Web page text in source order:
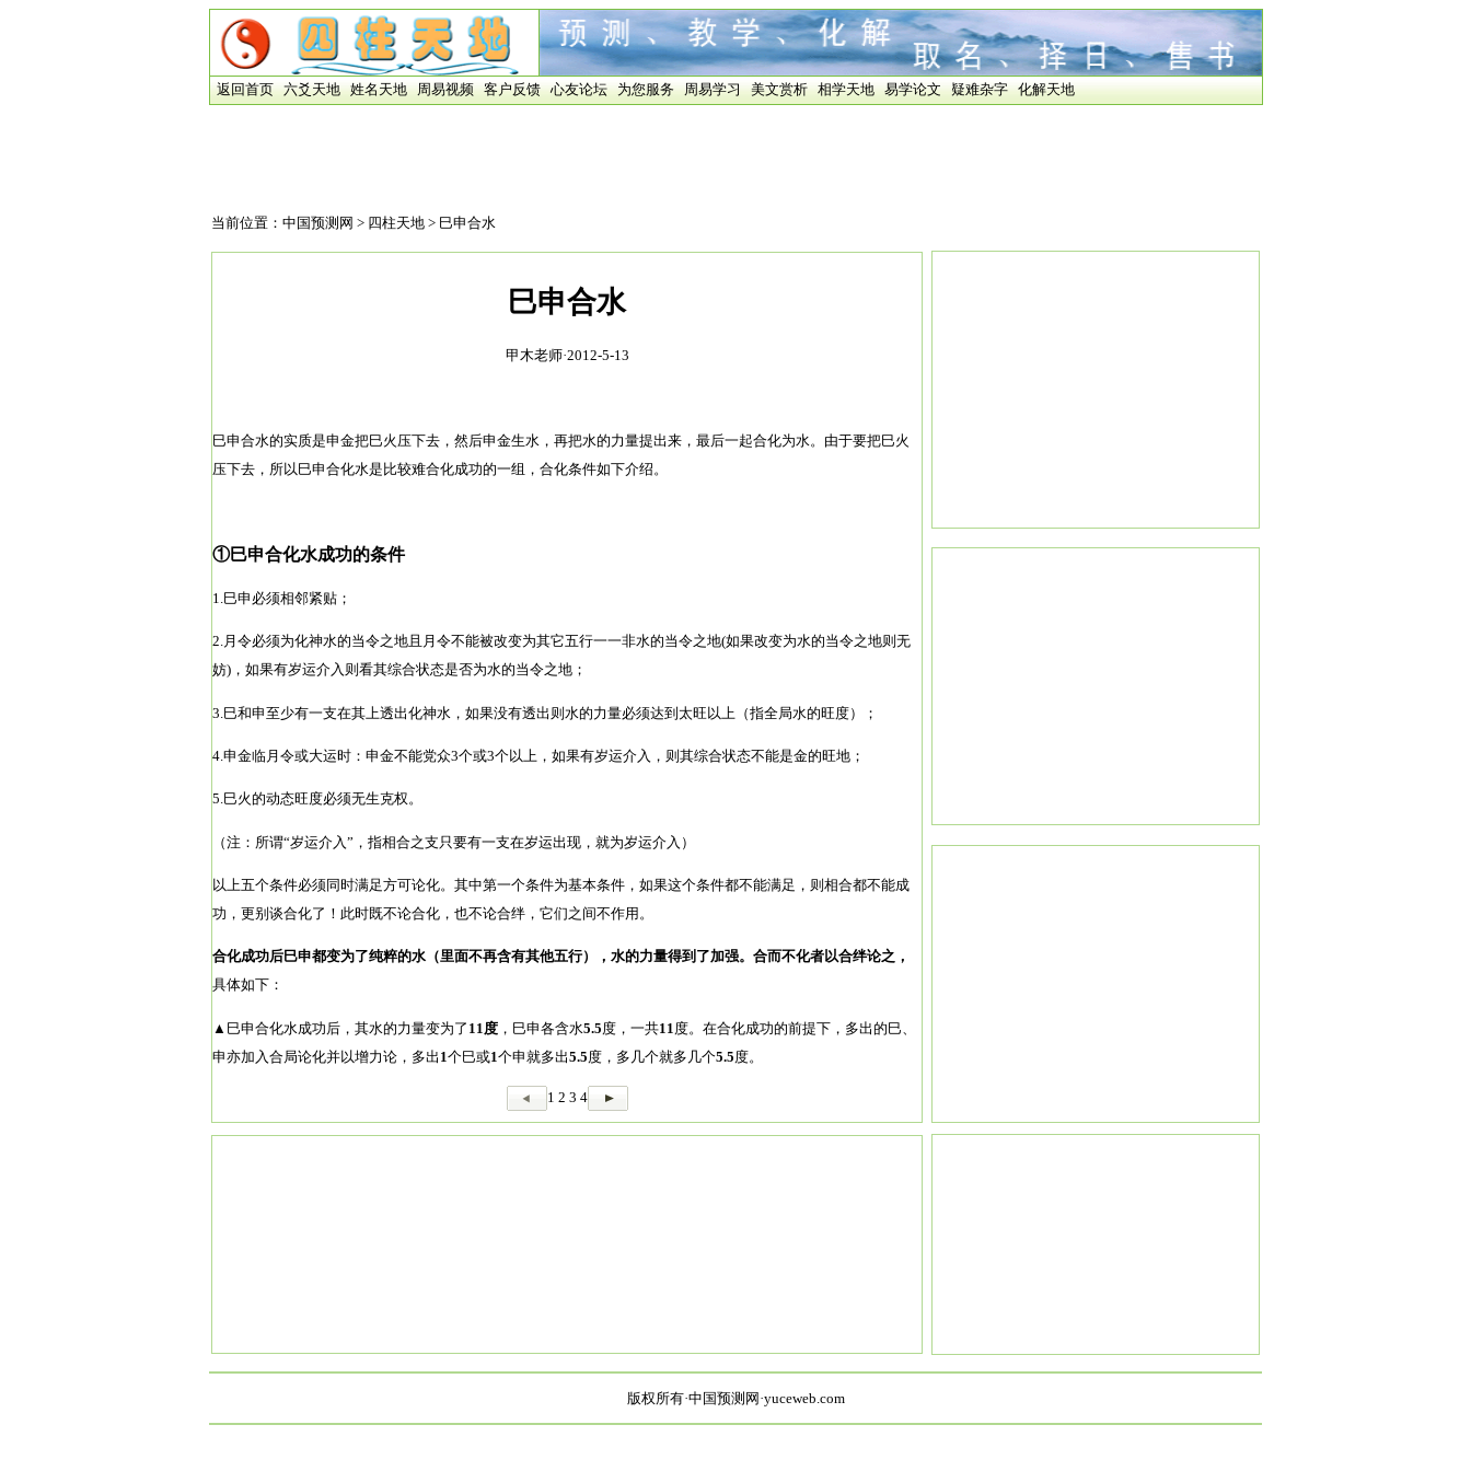
返回首页 六爻天地 姓名天地 周易视频 客户反馈 心友论坛 为您服务 周易学习 美文赏析 相学天地 易学论文 疑难杂字 化解天地
当前位置： 中国预测网 > 四柱天地 > 巳申合水
巳申合水
甲木老师·2012-5-13
巳申合水的实质是申金把巳火压下去，然后申金生水，再把水的力量提出来，最后一起合化为水。由于要把巳火
压下去，所以巳申合化水是比较难合化成功的一组，合化条件如下介绍。
①巳申合化水成功的条件
1.巳申必须相邻紧贴；
2.月令必须为化神水的当令之地且月令不能被改变为其它五行一一非水的当令之地(如果改变为水的当令之地则无
妨)，如果有岁运介入则看其综合状态是否为水的当令之地；
3.巳和申至少有一支在其上透出化神水，如果没有透出则水的力量必须达到太旺以上（指全局水的旺度）；
4.申金临月令或大运时：申金不能党众3个或3个以上，如果有岁运介入，则其综合状态不能是金的旺地；
5.巳火的动态旺度必须无生克权。
（注：所谓“岁运介入”，指相合之支只要有一支在岁运出现，就为岁运介入）
以上五个条件必须同时满足方可论化。其中第一个条件为基本条件，如果这个条件都不能满足，则相合都不能成
功，更别谈合化了！此时既不论合化，也不论合绊，它们之间不作用。
合化成功后巳申都变为了纯粹的水（里面不再含有其他五行），水的力量得到了加强。合而不化者以合绊论之，
具体如下：
▲ 巳申合化水成功后，其水的力量变为了 11 度 ，巳申各含水5.5度，一共11 度。在合化成功的前提下，多出的巳、
申亦加入合局论化并以增力论，多出 1个巳或1个申就多出5.5度，多几个就多几个5.5度。
1 2 3 4
版权所有·中国预测网·yuceweb.com